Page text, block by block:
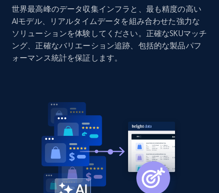
more.
2.1K+ 375+ 今すぐ始める
Title, Seller name, Brand, Description, Initial
price, Currency, Availability, Reviews count, and
2.1K+ 375+ 今すぐ始める
世界最高峰のデータ収集インフラと、最も精度の高い
AIモデル、リアルタイムデータを組み合わせた強力な
ソリューションを体験してください。正確なSKUマッチ
ング、正確なバリエーション追跡、包括的な製品パフ
ォーマンス統計を保証します。